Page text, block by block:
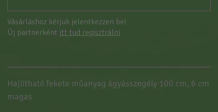
Vásárláshoz kérjük jelentkezzen be!
Új partnerként itt tud regisztrálni
Hajlítható fekete műanyag ágyásszegély 100 cm, 6 cm
magas